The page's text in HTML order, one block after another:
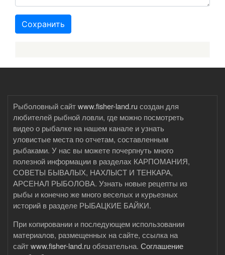
Сохранить
Рыболовный сайтwww.fisher-land.ru создан для
любителей рыбной ловли, где можно посмотреть
видео о рыбалке на нашем канале и узнать
уловистые места по отчетам, составленным
рыбаками. У нас вы можете почерпнуть много
полезной информации в разделах КАРПОМАНИЯ,
СОВЕТЫ БЫВАЛЫХ, НАХЛЫСТ И ТЕНКАРА,
АРСЕНАЛ РЫБОЛОВА. Узнать новые рецепты из
рыбы и конечно же много веселых и курьезных
историй в разделе РЫБАЦКИЕ БАЙКИ.
При копировании и последующем использовании
материалов, размещенных на сайте, ссылка на
сайтwww.fisher-land.ru обязательна. Соглашение